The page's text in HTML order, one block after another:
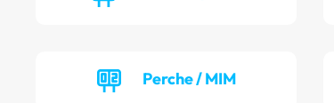
Perche / MIM